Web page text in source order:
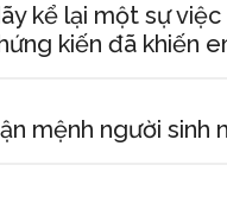
kể lại một sự
kiến đã khiến
mệnh người sinh